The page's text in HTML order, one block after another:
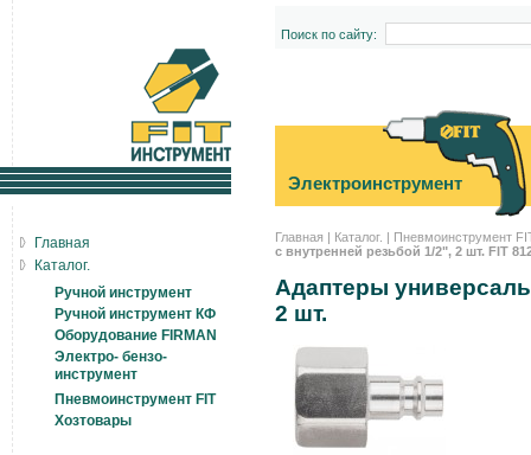
Поиск по сайту:
Электроинструмент
Главная | Каталог. | Пневмоинструмент
с внутренней резьбой 1/2", 2 шт. FIT
Адаптеры
2 шт.
Главная
Каталог.
Ручной инструмент
Ручной инструмент КФ
Оборудование FIRMAN
Электро- бензо-
инструмент
Пневмоинструмент FIT
Хозтовары